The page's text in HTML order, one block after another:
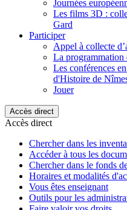
Journées
Les films 3D :
Gard
Participer
Appel à collecte
La programmation
Les conférences
d'Histoire de
Jouer
Accès direct
Accès direct
Chercher dans les
Accéder à tous les
Chercher dans le fonds
Horaires et modalités
Vous êtes enseignant
Outils pour les